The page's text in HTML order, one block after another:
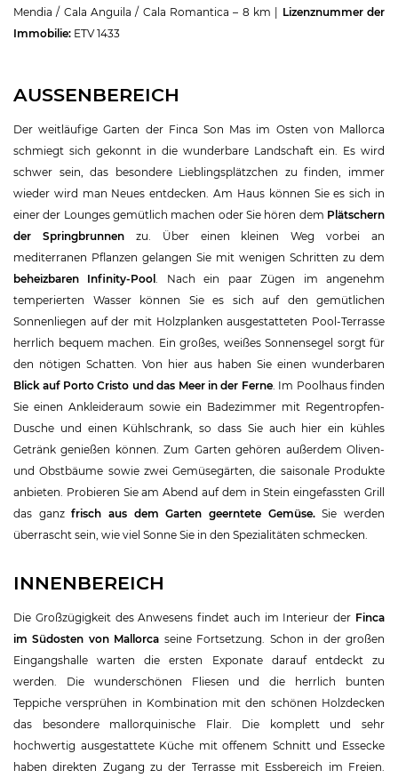
Mendia / Cala Anguila / Cala Romantica – 8 km | Lizenznummer der
Immobilie: ETV 1433
AUSSENBEREICH
Der weitläufige Garten der Finca Son Mas im Osten von Mallorca
schmiegt sich gekonnt in die wunderbare Landschaft ein. Es wird
schwer sein, das besondere Lieblingsplätzchen zu finden, immer
wieder wird man Neues entdecken. Am Haus können Sie es sich in
einer der Lounges gemütlich machen oder Sie hören dem Plätschern
der Springbrunnenzu. Über einen kleinen Weg vorbei an
mediterranen Pflanzen gelangen Sie mit wenigen Schritten zu dem
beheizbaren Infinity-Pool . Nach ein paar Zügen im angenehm
temperierten Wasser können Sie es sich auf den gemütlichen
Sonnenliegen auf der mit Holzplanken ausgestatteten Pool-Terrasse
herrlich bequem machen. Ein großes, weißes Sonnensegel sorgt für
den nötigen Schatten. Von hier aus haben Sie einen wunderbaren
Blick auf Porto Cristo und das Meer in der Ferne. Im Poolhaus finden
Sie einen Ankleideraum sowie ein Badezimmer mit Regentropfen-
Dusche und einen Kühlschrank, so dass Sie auch hier ein kühles
Getränk genießen können. Zum Garten gehören außerdem Oliven-
und Obstbäume sowie zwei Gemüsegärten, die saisonale Produkte
anbieten. Probieren Sie am Abend auf dem in Stein eingefassten Grill
das ganzfrisch aus dem Garten geerntete Gemüse.Sie werden
überrascht sein, wie viel Sonne Sie in den Spezialitäten schmecken.
INNENBEREICH
Die Großzügigkeit des Anwesens findet auch im Interieur der Finca
im Südosten von Mallorca seine Fortsetzung. Schon in der großen
Eingangshalle warten die ersten Exponate darauf entdeckt zu
werden. Die wunderschönen Fliesen und die herrlich bunten
Teppiche versprühen in Kombination mit den schönen Holzdecken
das besondere mallorquinische Flair. Die komplett und sehr
hochwertig ausgestattete Küche mit offenem Schnitt und Essecke
haben direkten Zugang zu der Terrasse mit Essbereich im Freien.